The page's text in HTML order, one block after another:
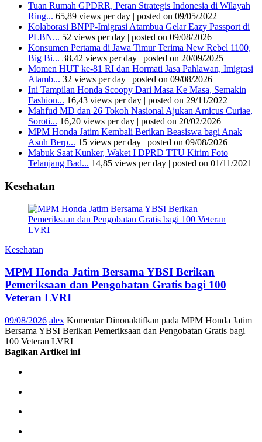
Tuan Rumah GPDRR, Peran Strategis Indonesia di Wilayah
Ring... 65,89 views per day | posted on 09/05/2022
Kolaborasi BNPP-Imigrasi Atambua Gelar Eazy Passport di
PLBN... 52 views per day | posted on 09/08/2026
Konsumen Pertama di Jawa Timur Terima New Rebel 1100,
Big Bi... 38,42 views per day | posted on 20/09/2025
Momen HUT ke-81 RI dan Hormati Jasa Pahlawan, Imigrasi
Atamb... 32 views per day | posted on 09/08/2026
Ini Tampilan Honda Scoopy Dari Masa Ke Masa, Semakin
Fashion... 16,43 views per day | posted on 29/11/2022
Mahfud MD dan 26 Tokoh Nasional Ajukan Amicus Curiae,
Soroti... 16,20 views per day | posted on 20/02/2026
MPM Honda Jatim Kembali Berikan Beasiswa bagi Anak
Asuh Berp... 15 views per day | posted on 09/08/2026
Mabuk Saat Kunker, Waket I DPRD TTU Kirim Foto
Telanjang Bad... 14,85 views per day | posted on 01/11/2021
Kesehatan
Kesehatan
MPM Honda Jatim Bersama YBSI Berikan
Pemeriksaan dan Pengobatan Gratis bagi 100
Veteran LVRI
09/08/2026 alex Komentar Dinonaktifkan pada MPM Honda Jatim
Bersama YBSI Berikan Pemeriksaan dan Pengobatan Gratis bagi
100 Veteran LVRI
Bagikan Artikel ini